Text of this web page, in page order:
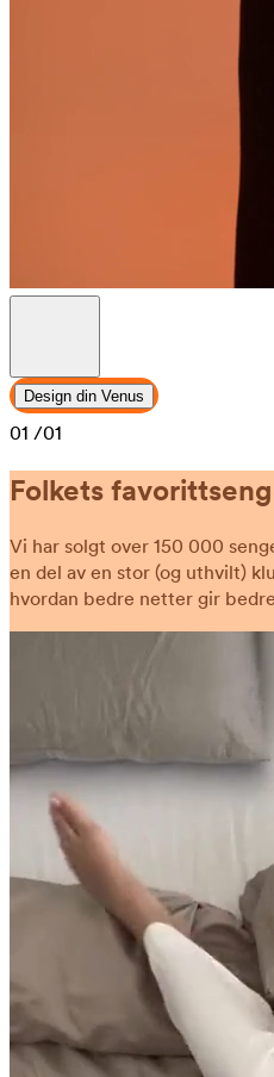
Design din Venus
01 /01
Folkets
Vi har solgt over 150 000
en del av en stor (og uthvilt)
hvordan bedre netter gir